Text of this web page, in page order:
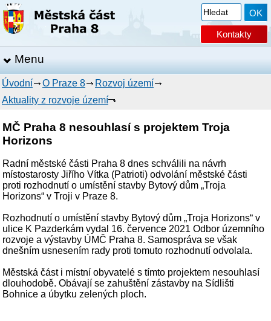
Kontakty
Menu
Úvodní O Praze 8
Rozvoj území
Aktuality z rozvoje území
MČ Praha 8 nesouhlasí s projektem Troja
Horizons
Radní městské části Praha 8 dnes schválili na návrh
místostarosty Jiřího Vítka (Patrioti) odvolání městské části
proti rozhodnutí o umístění stavby Bytový dům „Troja
Horizons“ v Troji v Praze 8.
Rozhodnutí o umístění stavby Bytový dům „Troja Horizons“ v
ulice K Pazderkám vydal 16. července 2021 Odbor územního
rozvoje a výstavby ÚMČ Praha 8. Samospráva se však
dnešním usnesením rady proti tomuto rozhodnutí odvolala.
Městská část i místní obyvatelé s tímto projektem nesouhlasí
dlouhodobě. Obávají se zahuštění zástavby na Sídlišti
Bohnice a úbytku zelených ploch.